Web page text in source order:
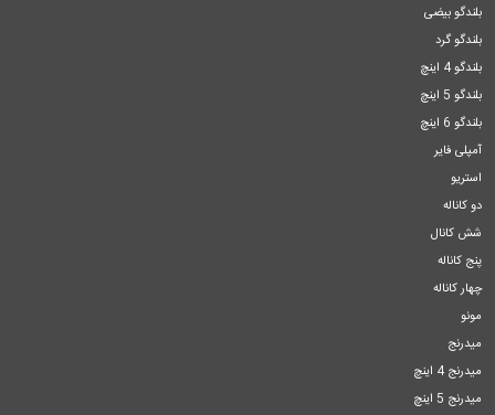
بلندگو بیضی
بلندگو گرد
بلندگو 4 اینچ
بلندگو 5 اینچ
بلندگو 6 اینچ
آمپلی فایر
استریو
دو کاناله
شش کانال
پنج کاناله
چهار کاناله
مونو
میدرنج
میدرنج 4 اینچ
میدرنج 5 اینچ